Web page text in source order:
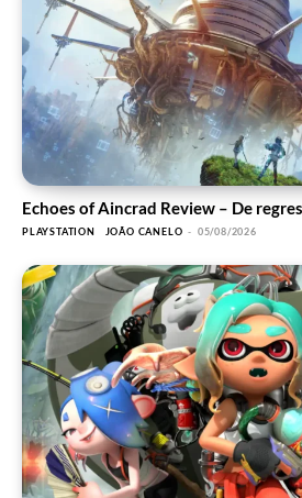
Echoes of Aincrad Review – De
PLAYSTATION JOÃO CANELO - 05/08/2026